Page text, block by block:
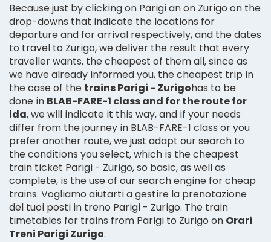
Because just by clicking on Parigi an on Zurigo on the
drop-downs that indicate the locations for
departure and for arrival respectively, and the dates
to travel to Zurigo, we deliver the result that every
traveller wants, the cheapest of them all, since as
we have already informed you, the cheapest trip in
the case of the trains Parigi - Zurigohas to be
done in BLAB-FARE-1 class and for the route for
ida, we will indicate it this way, and if your needs
differ from the journey in BLAB-FARE-1 class or you
prefer another route, we just adapt our search to
the conditions you select, which is the cheapest
train ticket Parigi - Zurigo, so basic, as well as
complete, is the use of our search engine for cheap
trains. Vogliamo aiutarti a gestire la prenotazione
del tuoi posti in treno Parigi - Zurigo. The train
timetables for trains from Parigi to Zurigo on Orari
Treni Parigi Zurigo.